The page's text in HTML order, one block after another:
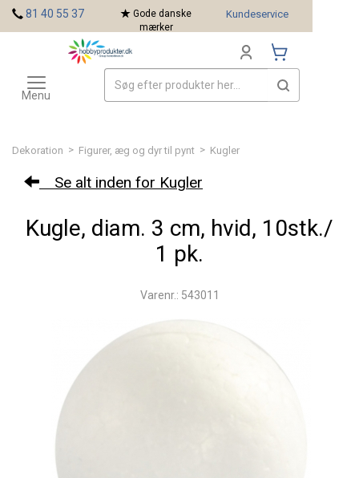
Dekoration > Figurer, æg og dyr til pynt > Kugler
Se alt inden for Kugler
Kugle, diam. 3 cm, hvid, 10stk./
1 pk.
Varenr.: 543011
81 40 55 37
Gode danske
mærker
Kundeservice
Toggle
navigation
Menu
Mærker